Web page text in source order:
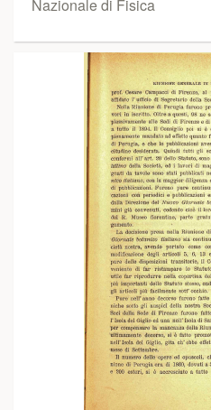
Nazionale di Fisica